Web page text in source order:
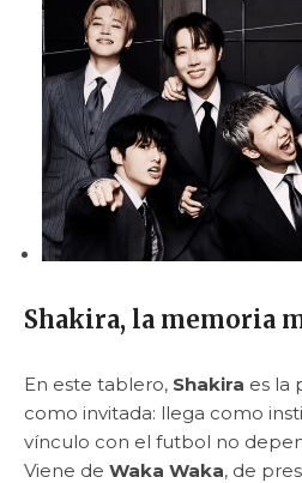
Shakira, la memoria
En este tablero, Shakira es la
como invitada: llega como
vínculo con el futbol no
Viene de Waka Waka, de